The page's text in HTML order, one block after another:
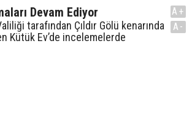
Devam Ediyor
tarafından Çıldır Gölü kenarında
Kütük Ev’de incelemelerde
A+
A-